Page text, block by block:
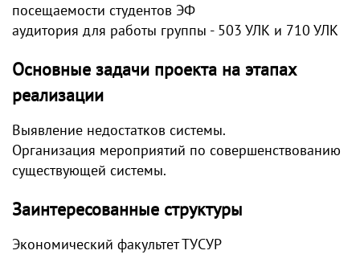
посещаемости студентов ЭФ
аудитория для работы группы - 503 УЛК и 710 УЛК
Основные задачи проекта на этапах
реализации
Выявление недостатков системы.
Организация мероприятий по совершенствованию
существующей системы.
Заинтересованные структуры
Экономический факультет ТУСУР